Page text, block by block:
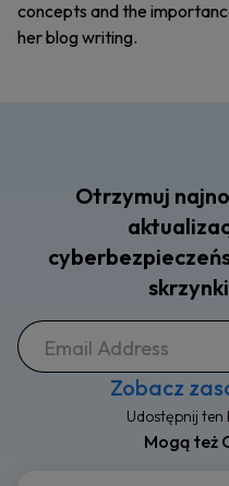
concepts and the
her blog writing.
Otrzymuj
Zobacz
Udostępnij ten
Mogą też